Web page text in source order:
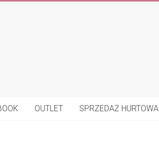
OUTLET SPRZEDAŻ HURTOWA